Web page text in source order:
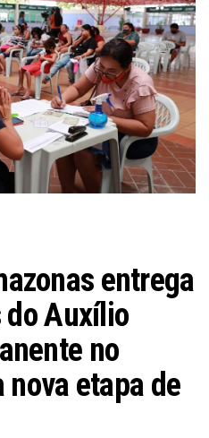
entrega
do Auxílio
no
etapa de